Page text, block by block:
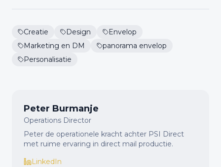
Creatie Design
Envelop
Marketing en DM
panorama envelop
Personalisatie
Peter Burmanje
Operations Director
Peter de operationele kracht achter PSI Direct
met ruime ervaring in direct mail productie.
LinkedIn